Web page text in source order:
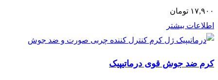
۱۷,۹۰۰ تومان
اطلاعات بیشتر
کرم ضد جوش قوی درماتیپیک